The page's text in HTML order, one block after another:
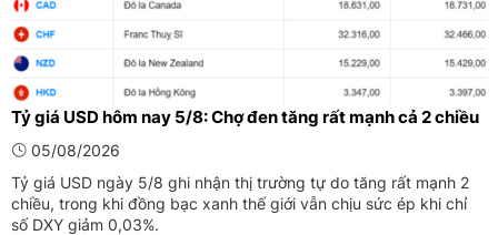
Tỷ giá USD hôm nay 5/8: Chợ đen tăng rất mạnh cả 2 chiều
05/08/2026
Tỷ giá USD ngày 5/8 ghi nhận thị trường tự do tăng rất mạnh 2
chiều, trong khi đồng bạc xanh thế giới vẫn chịu sức ép khi chỉ
số DXY giảm 0,03%.